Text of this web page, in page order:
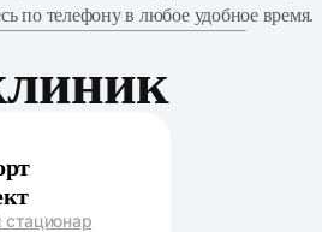
по телефону в любое удобное время.